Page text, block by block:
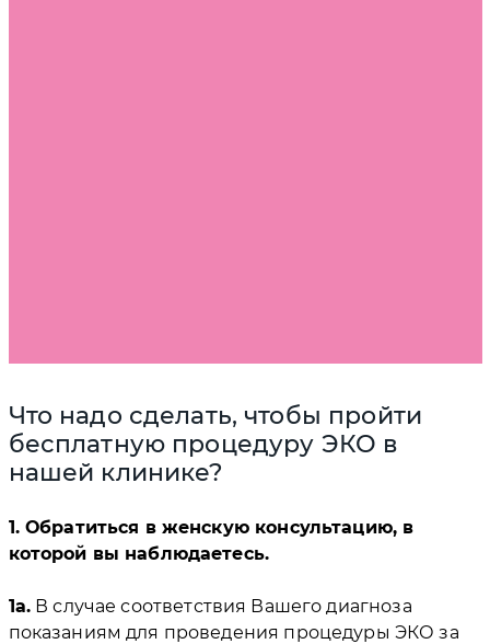
Что надо сделать, чтобы пройти
бесплатную процедуру ЭКО в
нашей клинике?
1. Обратиться в женскую консультацию, в
которой вы наблюдаетесь.
1а.В случае соответствия Вашего диагноза
показаниям для проведения процедуры ЭКО за